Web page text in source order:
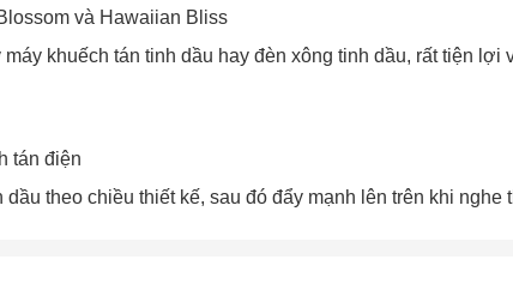
và Hawaiian Bliss
khuếch tán tinh dầu hay đèn xông tinh dầu, rất tiện lợi
tán điện
theo chiều thiết kế, sau đó đẩy mạnh lên trên khi nghe
Truy cập trang thanh toán và sử dụng
Giảm ngay- cho bất kỳ đơn